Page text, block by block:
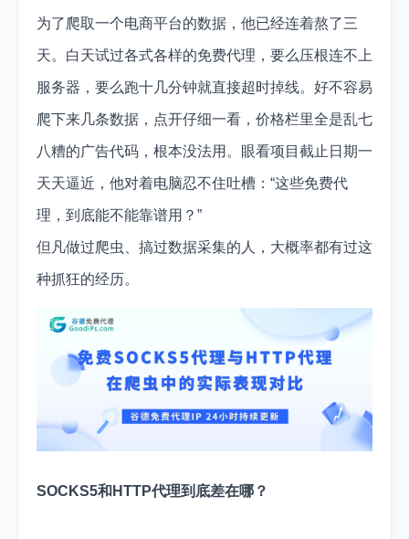
为了爬取一个电商平台的数据，他已经连着熬了三
天。白天试过各式各样的免费代理，要么压根连不上
服务器，要么跑十几分钟就直接超时掉线。好不容易
爬下来几条数据，点开仔细一看，价格栏里全是乱七
八糟的广告代码，根本没法用。眼看项目截止日期一
天天逼近，他对着电脑忍不住吐槽：“这些免费代
理，到底能不能靠谱用？”
但凡做过爬虫、搞过数据采集的人，大概率都有过这
种抓狂的经历。
SOCKS5和HTTP代理到底差在哪？